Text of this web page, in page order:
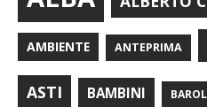
AMBIENTE ANTEPRIMA
ASTI BAMBINI